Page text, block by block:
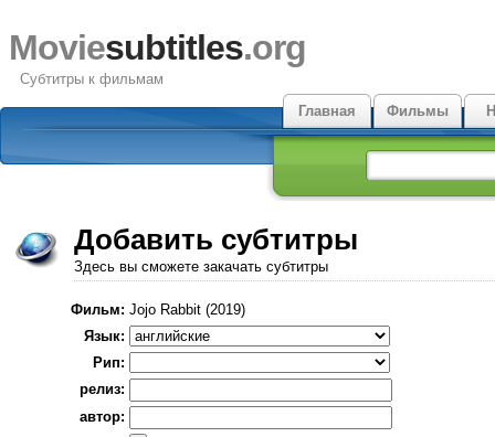
Moviesubtitles.org
Субтитры к фильмам
Главная
Фильмы
Добавить субтитры
Здесь вы сможете закачать субтитры
Фильм: Jojo Rabbit (2019)
Язык:
Рип:
релиз:
автор: